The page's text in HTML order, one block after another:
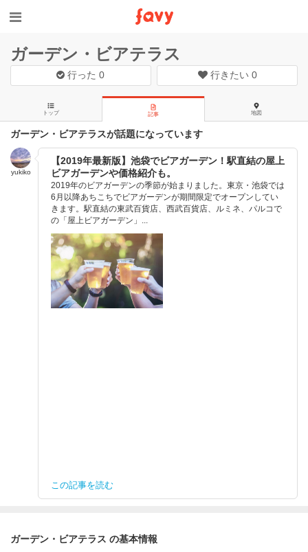
ガーデン・ビアテラス
行った0 行きたい 0
トップ 記事 地図
ガーデン・ビアテラスが話題になっています
yukiko
【2019年最新版】池袋でビアガーデン！駅直結の屋上
ビアガーデンや価格紹介も。
2019年のビアガーデンの季節が始まりました。東京・池袋では
6月以降あちこちでビアガーデンが期間限定でオープンしてい
きます。駅直結の東武百貨店、西武百貨店、ルミネ、パルコで
の「屋上ビアガーデン」...
この記事を読む
ガーデン・ビアテラス の基本情報